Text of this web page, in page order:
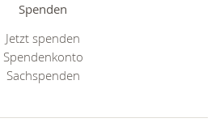
Spenden
Jetzt spenden
Spendenkonto
Sachspenden